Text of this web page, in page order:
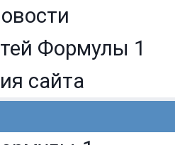
Формулы 1
сайта